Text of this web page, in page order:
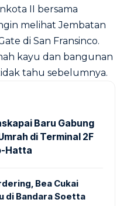
II bersama
melihat Jembatan
di San Fransinco.
kayu dan bangunan
tahu sebelumnya.
Baru Gabung
di Terminal 2F
Hatta
Bea Cukai
di Bandara Soetta